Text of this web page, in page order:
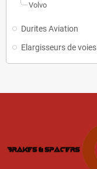
Volvo
Durites Aviation
Elargisseurs de voies